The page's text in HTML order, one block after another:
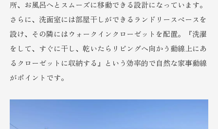
所、お風呂へとスムーズに移動できる設計になっています。
さらに、洗面室には部屋干しができるランドリースペースを
設け、その隣にはウォークインクローゼットを配置。『洗濯
をして、すぐに干し、乾いたらリビングへ向かう動線上にあ
るクローゼットに収納する』という効率的で自然な家事動線
がポイントです。